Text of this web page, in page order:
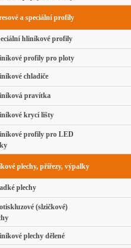
a speciální profily
hliníkové profily
profily pro ploty
chladiče
pravítka
krycí lišty
profily pro LED
plechy, přířezy, výpalky
plechy
(slzičkové)
plechy dělené